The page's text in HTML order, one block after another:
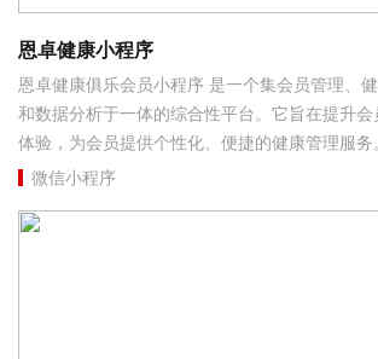
恩卓健康小程序
恩卓健康俱乐会员小程序 是一个集会员管理、
和数据分析于一体的综合性平台。它旨在提升
体验，为会员提供个性化、便捷的健康管理服务
微信小程序